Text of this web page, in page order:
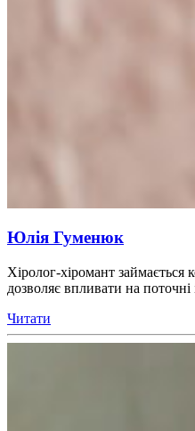
Юлія Гуменюк
Хіролог-хіромант
дозволяє впливати на поточні
Читати